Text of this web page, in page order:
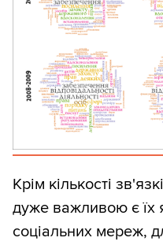
Крім кількості
дуже важливою є їх
соціальних мереж,